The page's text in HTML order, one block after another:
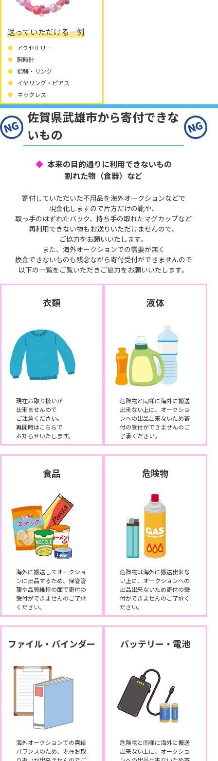
送っていただける一例
アクセサリー
腕時計
指輪・リング
イヤリング・ピアス
ネックレス
佐賀県武雄市から寄付できな
いもの
本来の目的通りに利用できないもの
割れた物（食器）など
寄付していただいた不用品を海外オークションなどで
現金化しますので片方だけの靴や、
取っ手のはずれたバック、持ち手の取れたマグカップなど
再利用できない物もお送りいただけませんので、
ご協力をお願いいたします。
また、海外オークションでの需要が無く
換金できないものも残念ながら寄付受付ができませんので
以下の一覧をご覧いただきご協力をお願いいたします。
衣類
現在お取り扱いが
出来ませんので
ご注意ください。
再開時はこちらで
お知らせいたします。
液体
危険物と同様に海外に搬送
出来ない上に、オークショ
ンへの出品出来ないため寄
付の受付ができませんのご
了承ください。
食品
海外に搬送してオークショ
ンに出品するため、保管管
理や品質維持の面で寄付の
受付ができませんのご了承
ください。
危険物
危険物は海外に搬送出来な
い上に、オークションへの
出品出来ないため寄付の受
付ができませんのご了承く
ださい。
ファイル・バインダー
海外オークションでの需給
バランスのため、現在お取
バッテリー・電池
危険物と同様に海外に搬送
出来ない上に、オークショ